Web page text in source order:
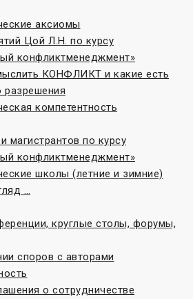
аксиомы
Цой Л.Н. по курсу
конфликтменеджмент»
КОНФЛИКТ и какие есть
разрешения
компетентность
магистрантов по курсу
конфликтменеджмент»
школы (летние и зимние)
…
круглые столы, форумы,
споров с авторами
о сотрудничестве